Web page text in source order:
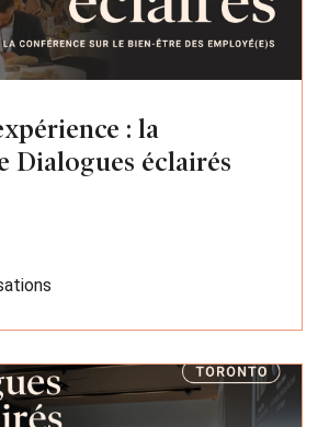
: la
Dialogues éclairés